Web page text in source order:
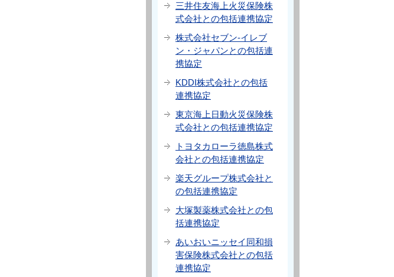
三井住友海上火災保険株
式会社との包括連携協定
株式会社セブン-イレブ
ン・ジャパンとの包括連
携協定
KDDI株式会社との包括
連携協定
東京海上日動火災保険株
式会社との包括連携協定
トヨタカローラ徳島株式
会社との包括連携協定
楽天グループ株式会社と
の包括連携協定
大塚製薬株式会社との包
括連携協定
あいおいニッセイ同和損
害保険株式会社との包括
連携協定